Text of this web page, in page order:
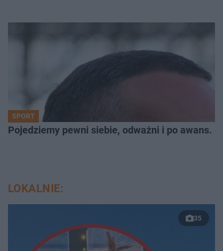
SPORT
Pojedziemy pewni siebie, odważni i po awans.
LOKALNIE:
35